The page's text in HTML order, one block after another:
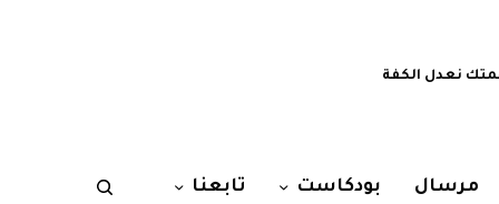
نعدل الكفة
مرسال بودكاست تابعنا